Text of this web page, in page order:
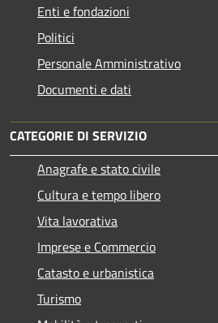
Enti e fondazioni
Politici
Personale Amministrativo
Documenti e dati
CATEGORIE DI SERVIZIO
Anagrafe e stato civile
Cultura e tempo libero
Vita lavorativa
Imprese e Commercio
Catasto e urbanistica
Turismo